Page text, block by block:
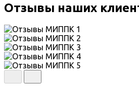
Отзывы наших